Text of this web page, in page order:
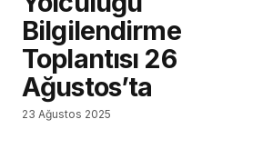
Bilgilendirme
Toplantısı 26
Ağustos’ta
23 Ağustos 2025